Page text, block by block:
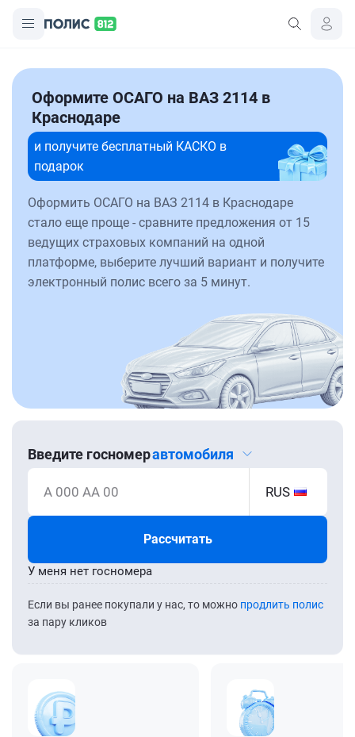
Оформите ОСАГО на ВАЗ 2114 в
Краснодаре
и получите бесплатный КАСКО в
подарок
Оформить ОСАГО на ВАЗ 2114 в Краснодаре
стало еще проще - сравните предложения от 15
ведущих страховых компаний на одной
платформе, выберите лучший вариант и получите
электронный полис всего за 5 минут.
Введите госномеравтомобиля
А 000 АА 00 RUS
Рассчитать
Если вы ранее покупали у нас, то можно продлить полис
за пару кликов
У меня нет госномера